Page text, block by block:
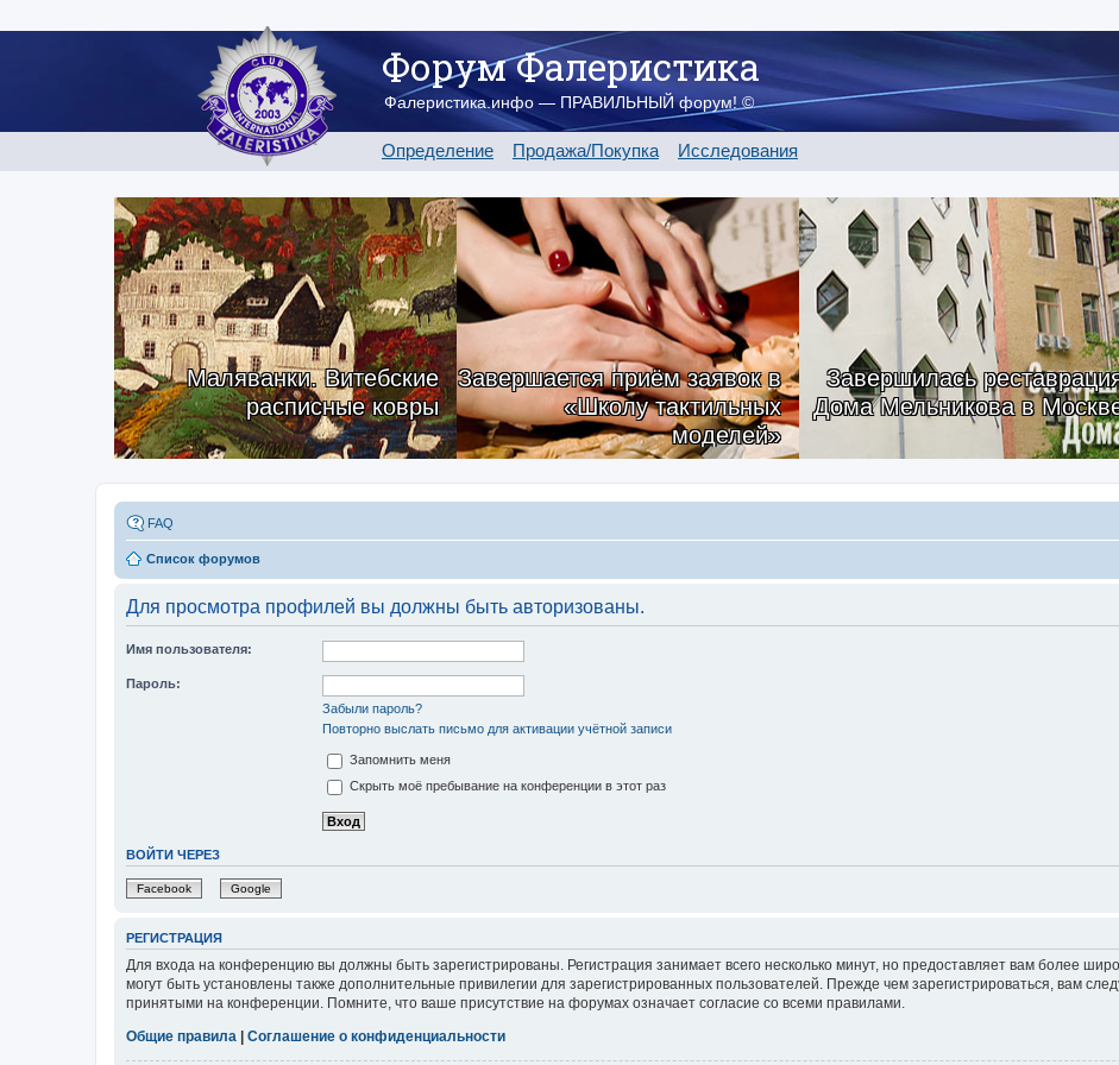
Форум Фалеристика
Фалеристика.инфо — ПРАВИЛЬНЫЙ форум! ©
Определение Продажа/Покупка Исследования
Маляванки. Витебские
расписные ковры
Завершается приём заявок в
«Школу тактильных
моделей»
Завершилась
Дома Мельникова в
FAQ
Список форумов
Для просмотра профилей вы должны быть авторизованы.
Имя пользователя:
Пароль:
Забыли пароль?
Повторно выслать письмо для активации учётной записи
Запомнить меня
Скрыть моё пребывание на конференции в этот раз
ВОЙТИ ЧЕРЕЗ
Facebook Google
РЕГИСТРАЦИЯ
Для входа на конференцию вы должны быть зарегистрированы. Регистрация занимает всего несколько минут, но предоставляет вам более
могут быть установлены также дополнительные привилегии для зарегистрированных пользователей. Прежде чем зарегистрироваться, вам
принятыми на конференции. Помните, что ваше присутствие на форумах означает согласие со всеми правилами.
Общие правила
Соглашение о конфиденциальности